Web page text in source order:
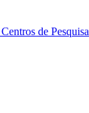
de Pesquisa